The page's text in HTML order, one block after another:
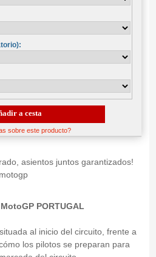
sobre este producto?
asientos juntos garantizados!
PORTUGAL
al inicio del circuito, frente a
los pilotos se preparan para